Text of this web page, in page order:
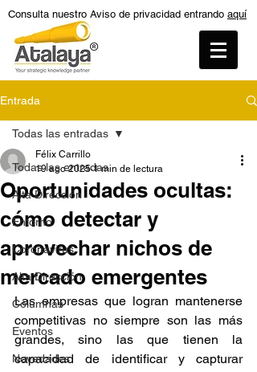
Consulta nuestro Aviso de privacidad entrando aquí
Entrada
Todas las entradas
Alta Dirección
Entorno
Coronavirus
Alta Dirección
Columnas
Eventos
Novedades
Todas las entradas
Oportunidades ocultas:
cómo detectar y
aprovechar nichos de
mercado emergentes
Félix Carrillo
19 ago 2025 1 min de lectura
Las empresas que logran mantenerse
competitivas no siempre son las más
grandes, sino las que tienen la
capacidad de identificar y capturar